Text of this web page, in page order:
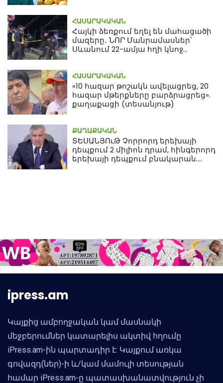
ՀԱՍԱՐԱԿԱԿԱՆ
Հայկի ձեռքում եղել են մահացածի
մազերը․ ՆՈՐ Մանրամասներ՝
Սևանում 22-ամյա հղի կնոջ
ՀԱՍԱՐԱԿԱԿԱՆ
«10 հազար թոշակն ավելացրեց, 20
հազար մթերքները բարձրացրեց».
քաղաքացի (տեսանյութ)
ՔԱՂԱՔԱԿԱՆ
ՏԵՍԱՆՅՈւԹ Չորրորդ երեխայի
դեպքում 2 միլիոն դրամ, հինգերորդ
երեխայի դեպքում բնակարան.
ipress.am
Կայքից ամբողջական կամ մասնակի
մեջբերումներ կատարելիս ակտիվ հղումը
iPress.am-ին պարտադիր է: Կայքում առկա
գովազդ(ներ)-ի և/կամ մամուլի տեսության
համար iPress.am-ը պատասխանատվություն չի